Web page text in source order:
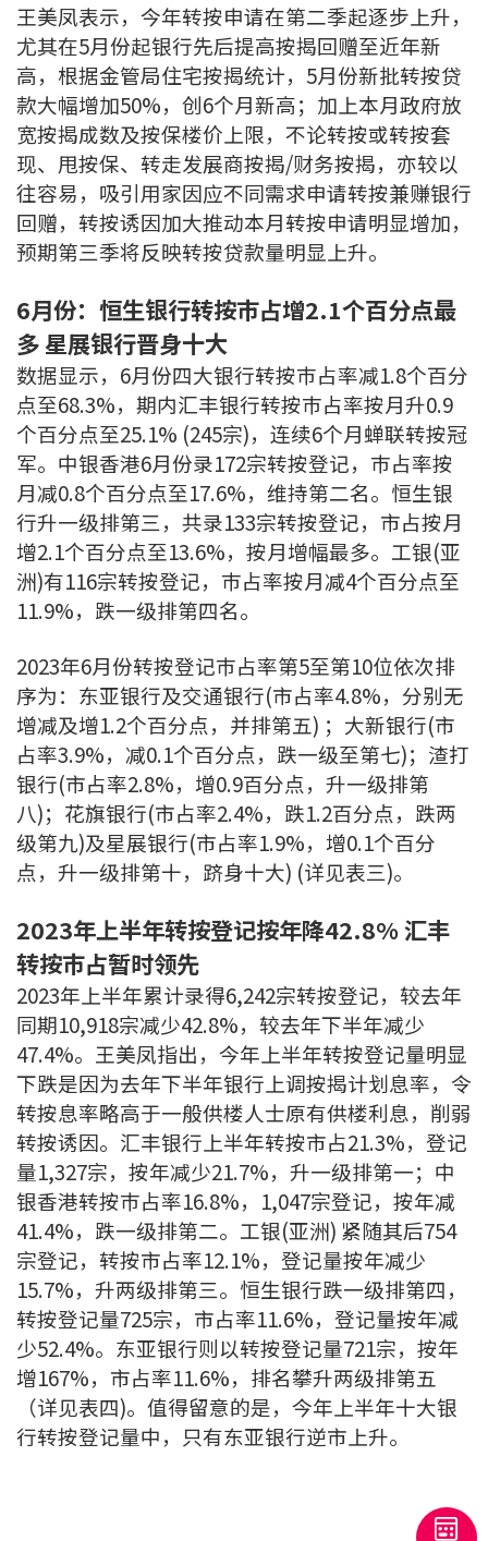
中原地产 | 网上搵楼
中原工商铺
© 2026 中原按揭经纪有限公司 Centaline Mortgage Broker Limited 版权所有
条款及细则
| 私隐政策声明
王美凤表示，今年转按申请在第二季起逐步上升，
尤其在5月份起银行先后提高按揭回赠至近年新
高，根据金管局住宅按揭统计，5月份新批转按贷
款大幅增加50%，创6个月新高；加上本月政府放
宽按揭成数及按保楼价上限，不论转按或转按套
现、甩按保、转走发展商按揭/财务按揭，亦较以
往容易，吸引用家因应不同需求申请转按兼赚银行
回赠，转按诱因加大推动本月转按申请明显增加，
预期第三季将反映转按贷款量明显上升。
6月份：恒生银行转按巿占增2.1个百分点最
多 星展银行晋身十大
数据显示，6月份四大银行转按巿占率减1.8个百分
点至68.3%，期内汇丰银行转按巿占率按月升0.9
个百分点至25.1% (245宗)，连续6个月蝉联转按冠
军。中银香港6月份录172宗转按登记，巿占率按
月减0.8个百分点至17.6%，维持第二名。恒生银
行升一级排第三，共录133宗转按登记，市占按月
增2.1个百分点至13.6%，按月增幅最多。工银(亚
洲)有116宗转按登记，巿占率按月减4个百分点至
11.9%，跌一级排第四名。
2023年6月份转按登记巿占率第5至第10位依次排
序为：东亚银行及交通银行(市占率4.8%，分别无
增减及增1.2个百分点，并排第五) ；大新银行(市
占率3.9%，减0.1个百分点，跌一级至第七)；渣打
银行(市占率2.8%，增0.9百分点，升一级排第
八)；花旗银行(市占率2.4%，跌1.2百分点，跌两
级第九)及星展银行(市占率1.9%，增0.1个百分
点，升一级排第十，跻身十大) (详见表三)。
2023年上半年转按登记按年降42.8% 汇丰
转按巿占暂时领先
2023年上半年累计录得6,242宗转按登记，较去年
同期10,918宗减少42.8%，较去年下半年减少
47.4%。王美凤指出，今年上半年转按登记量明显
下跌是因为去年下半年银行上调按揭计划息率，令
转按息率略高于一般供楼人士原有供楼利息，削弱
转按诱因。汇丰银行上半年转按市占21.3%，登记
量1,327宗，按年减少21.7%，升一级排第一；中
银香港转按巿占率16.8%，1,047宗登记，按年减
41.4%，跌一级排第二。工银(亚洲) 紧随其后754
宗登记，转按市占率12.1%，登记量按年减少
15.7%，升两级排第三。恒生银行跌一级排第四，
转按登记量725宗，市占率11.6%，登记量按年减
少52.4%。东亚银行则以转按登记量721宗，按年
增167%，市占率11.6%，排名攀升两级排第五
（详见表四)。值得留意的是，今年上半年十大银
行转按登记量中，只有东亚银行逆市上升。